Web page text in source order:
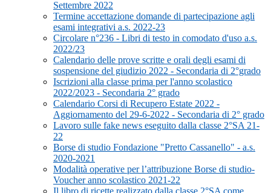
Settembre 2022
Termine accettazione domande di partecipazione agli
esami integrativi a.s. 2022-23
Circolare n°236 - Libri di testo in comodato d'uso a.s.
2022/23
Calendario delle prove scritte e orali degli esami di
sospensione del giudizio 2022 - Secondaria di 2°grado
Iscrizioni alla classe prima per l'anno scolastico
2022/2023 - Secondaria 2° grado
Calendario Corsi di Recupero Estate 2022 -
Aggiornamento del 29-6-2022 - Secondaria di 2° grado
Lavoro sulle fake news eseguito dalla classe 2°SA 21-
22
Borse di studio Fondazione "Pretto Cassanello" - a.s.
2020-2021
Modalità operative per l’attribuzione Borse di studio-
Voucher anno scolastico 2021-22